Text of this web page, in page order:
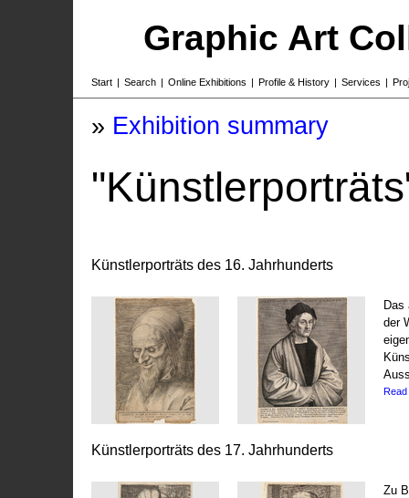
Graphic Art
Start | Search | Online Exhibitions | Profile & History | Services |
» Exhibition summary
Künstlerporträts des 16. Jahrhunderts
Das
der
Künstlerporträts des 17. Jahrhunderts
Zu